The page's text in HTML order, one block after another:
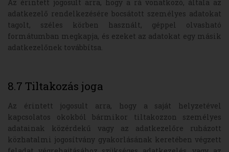
Az érintett jogosult arra, hogy a rá vonatkozó, általa az
adatkezelő rendelkezésére bocsátott személyes adatokat
tagolt, széles körben használt, géppel olvasható
formátumban megkapja, és ezeket az adatokat egy másik
adatkezelőnek továbbítsa.
8.7 Tiltakozás joga
Az érintett jogosult arra, hogy a saját helyzetével
kapcsolatos okokból bármikor tiltakozzon személyes
adatainak közérdekű vagy az adatkezelőre ruházott
közhatalmi jogosítvány gyakorlásának keretében végzett